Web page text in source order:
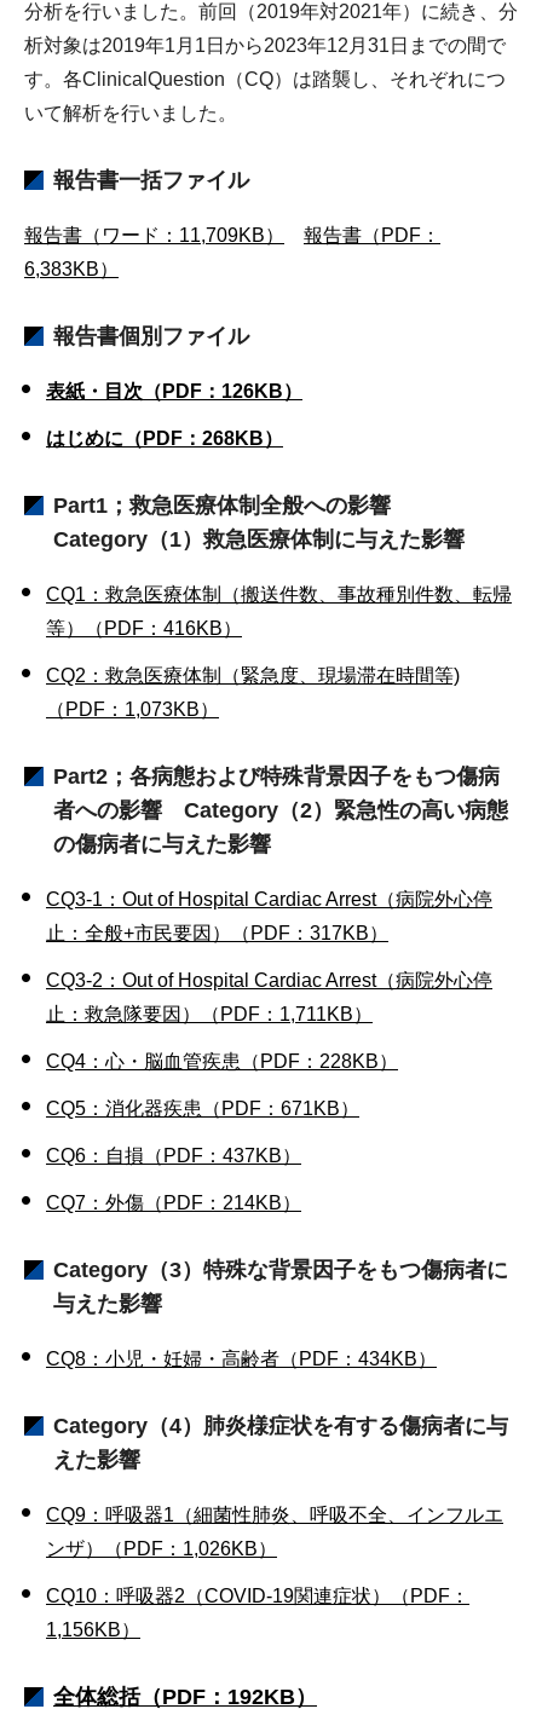
分析を行いました。前回（2019年対2021年）に続き、分
析対象は2019年1月1日から2023年12月31日までの間で
す。各ClinicalQuestion（CQ）は踏襲し、それぞれにつ
いて解析を行いました。
報告書一括ファイル
報告書（ワード：11,709KB）
報告書（PDF：
6,383KB）
報告書個別ファイル
表紙・目次（PDF：126KB）
はじめに（PDF：268KB）
Part1；救急医療体制全般への影響
Category（1）救急医療体制に与えた影響
CQ1：救急医療体制（搬送件数、事故種別件数、転帰
等）（PDF：416KB）
CQ2：救急医療体制（緊急度、現場滞在時間等)
（PDF：1,073KB）
Part2；各病態および特殊背景因子をもつ傷病
者への影響 Category（2）緊急性の高い病態
の傷病者に与えた影響
CQ3-1：Out of Hospital Cardiac Arrest（病院外心停
止：全般+市民要因）（PDF：317KB）
CQ3-2：Out of Hospital Cardiac Arrest（病院外心停
止：救急隊要因）（PDF：1,711KB）
CQ4：心・脳血管疾患（PDF：228KB）
CQ5：消化器疾患（PDF：671KB）
CQ6：自損（PDF：437KB）
CQ7：外傷（PDF：214KB）
Category（3）特殊な背景因子をもつ傷病者に
与えた影響
CQ8：小児・妊婦・高齢者（PDF：434KB）
Category（4）肺炎様症状を有する傷病者に与
えた影響
CQ9：呼吸器1（細菌性肺炎、呼吸不全、インフルエ
ンザ）（PDF：1,026KB）
CQ10：呼吸器2（COVID-19関連症状）（PDF：
1,156KB）
全体総括（PDF：192KB）